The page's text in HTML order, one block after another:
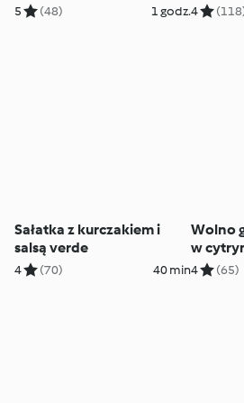
5 (48) 1 godz.4
Sałatka z kurczakiem i
salsą verde
4 (70) 40 min
Wolno
w
4 (65)